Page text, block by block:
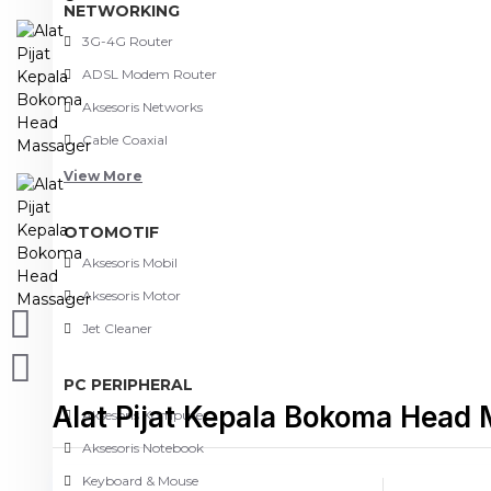
NETWORKING
3G-4G Router
ADSL Modem Router
Aksesoris Networks
Cable Coaxial
View More
OTOMOTIF
Aksesoris Mobil
Aksesoris Motor
Jet Cleaner
PC PERIPHERAL
Aksesoris Komputer
Aksesoris Notebook
Keyboard & Mouse
Alat Pijat Kepala Bokoma Head